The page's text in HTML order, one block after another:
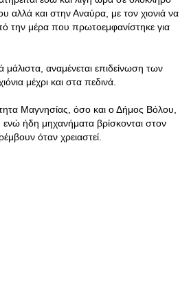
αλλά και στην Αναύρα, με τον χιονιά να
την μέρα που πρωτοεμφανίστηκε για
αναμένεται επιδείνωση των
μέχρι και στα πεδινά.
Μαγνησίας, όσο και ο Δήμος Βόλου,
ενώ ήδη μηχανήματα βρίσκονται στον
όταν χρειαστεί.